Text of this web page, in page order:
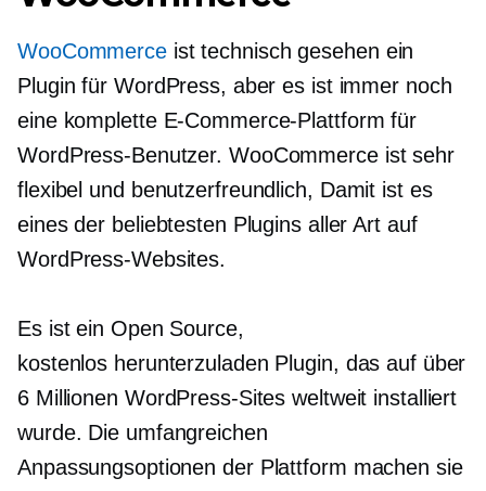
WooCommerceist technisch gesehen ein
Plugin für WordPress, aber es ist immer noch
eine komplette E-Commerce-Plattform für
WordPress-Benutzer. WooCommerce ist sehr
flexibel und benutzerfreundlich, Damit ist es
eines der beliebtesten Plugins aller Art auf
WordPress-Websites.
Es ist ein Open Source,
kostenlos herunterzuladen Plugin, das auf über
6 Millionen WordPress-Sites weltweit installiert
wurde. Die umfangreichen
Anpassungsoptionen der Plattform machen sie